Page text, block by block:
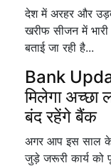
देश में अरहर और
खरीफ सीजन में
बताई जा रही है...
Bank
मिलेगा अच्छा
बंद रहेंगे बैंक
अगर आप इस साल के
जुड़े जरूरी कार्य को